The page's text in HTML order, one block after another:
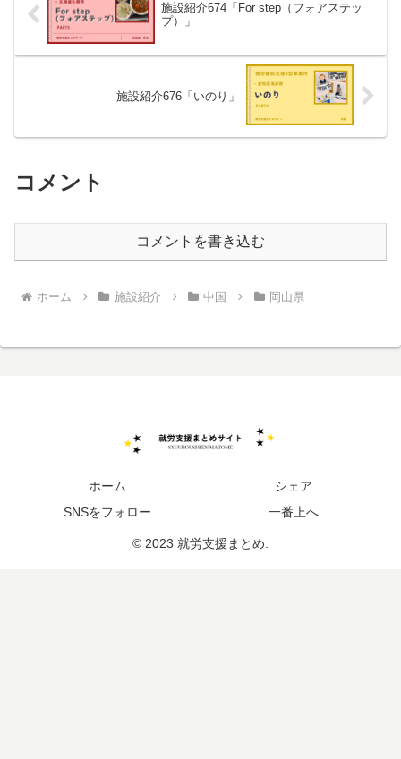
施設紹介674「For step（フォアステッ
プ）」
施設紹介676「いのり」
コメント
コメントを書き込む
ホーム 施設紹介 中国 岡山県
ホーム
シェア
SNSをフォロー
一番上へ
© 2023 就労支援まとめ.